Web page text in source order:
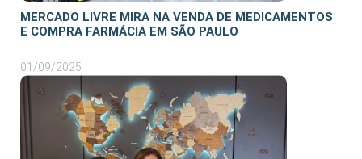
MERCADO LIVRE MIRA NA VENDA DE MEDICAMENTOS
E COMPRA FARMÁCIA EM SÃO PAULO
01/09/2025